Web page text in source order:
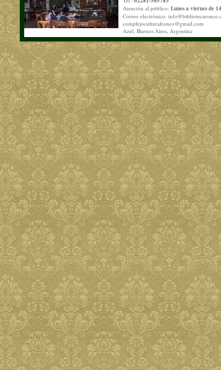
Atención al público: Lunes a viernes de
Correo electrónico:
complejoculturalronco@gmail.com
Azul, Buenos Aires, Argentina